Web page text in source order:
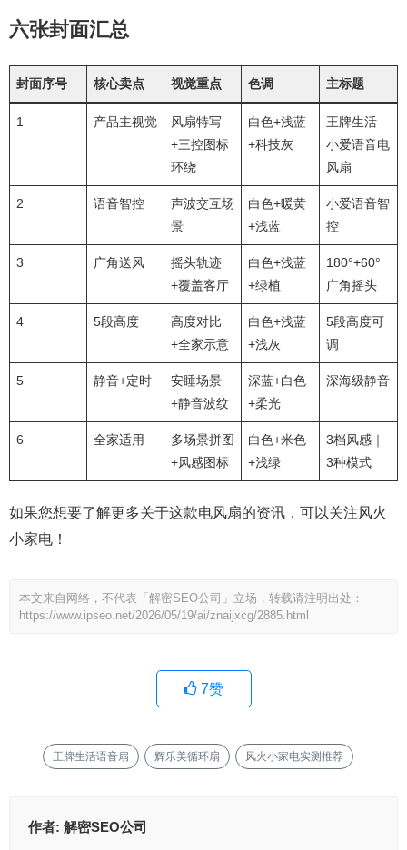
六张封面汇总
封面序号 核心卖点 视觉重点 色调 主标题
1 产品主视觉
风扇特写
+三控图标
环绕
白色+浅蓝
+科技灰
王牌生活
小爱语音电
风扇
2 语音智控
声波交互场
景
白色+暖黄
+浅蓝
小爱语音智
控
3 广角送风
摇头轨迹
+覆盖客厅
白色+浅蓝
+绿植
180°+60°
广角摇头
4 5段高度
高度对比
+全家示意
白色+浅蓝
+浅灰
5段高度可
调
5 静音+定时
安睡场景
+静音波纹
深蓝+白色
+柔光
深海级静音
6 全家适用
多场景拼图
+风感图标
白色+米色
+浅绿
3档风感｜
3种模式
如果您想要了解更多关于这款电风扇的资讯，可以关注风火
小家电！
本文来自网络，不代表「解密SEO公司」立场，转载请注明出处：
https://www.ipseo.net/2026/05/19/ai/znaijxcg/2885.html
7赞
王牌生活语音扇 辉乐美循环扇 风火小家电实测推荐
作者: 解密SEO公司